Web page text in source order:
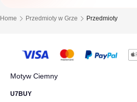
Home Przedmioty w Grze Przedmioty
Motyw Ciemny
U7BUY